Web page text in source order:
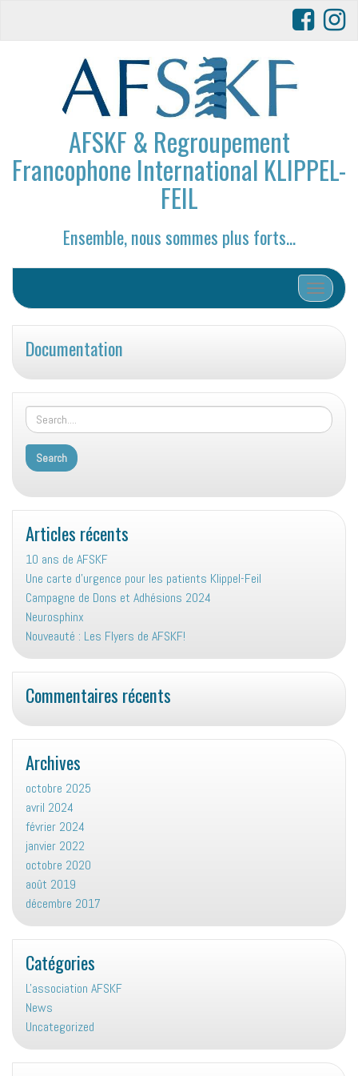
AFSKF & Regroupement
Francophone International KLIPPEL-
FEIL
Ensemble, nous sommes plus forts…
Afficher/
Documentation
Articles récents
10 ans de AFSKF
Une carte d’urgence pour les patients Klippel-Feil
Campagne de Dons et Adhésions 2024
Neurosphinx
Nouveauté : Les Flyers de AFSKF!
Commentaires récents
Archives
octobre 2025
avril 2024
février 2024
janvier 2022
octobre 2020
août 2019
décembre 2017
Catégories
L'association AFSKF
News
Uncategorized